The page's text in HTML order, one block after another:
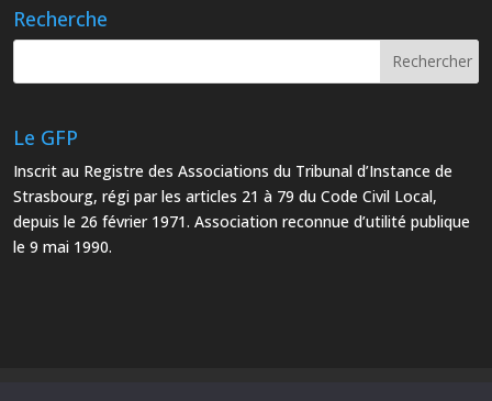
Recherche
Le GFP
Inscrit au Registre des Associations du Tribunal d’Instance de
Strasbourg, régi par les articles 21 à 79 du Code Civil Local,
depuis le 26 février 1971. Association reconnue d’utilité publique
le 9 mai 1990.